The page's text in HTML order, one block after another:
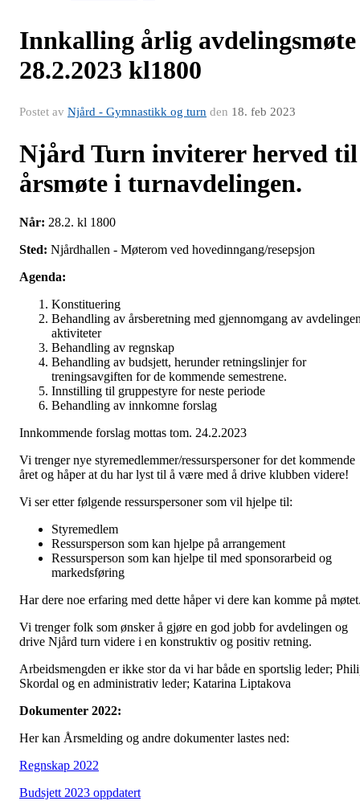
Innkalling årlig avdelingsmøte
28.2.2023 kl1800
Postet av Njård - Gymnastikk og turn den 18. feb 2023
Njård Turn inviterer herved til
årsmøte i turnavdelingen.
Når: 28.2. kl 1800
Sted: Njårdhallen - Møterom ved hovedinngang/resepsjon
Agenda:
Konstituering
Behandling av årsberetning med gjennomgang av
aktiviteter
Behandling av regnskap
Behandling av budsjett, herunder retningslinjer for
treningsavgiften for de kommende semestrene.
Innstilling til gruppestyre for neste periode
Behandling av innkomne forslag
Innkommende forslag mottas tom. 24.2.2023
Vi trenger nye styremedlemmer/ressurspersoner for det kommende
året og håper at du har lyst til å være med å drive klubben videre!
Vi ser etter følgende ressurspersoner som vil hjelpe til:
Styremedlem
Ressursperson som kan hjelpe på arrangement
Ressursperson som kan hjelpe til med sponsorarbeid og
markedsføring
Har dere noe erfaring med dette håper vi dere kan komme på
Vi trenger folk som ønsker å gjøre en god jobb for avdelingen og
drive Njård turn videre i en konstruktiv og positiv retning.
Arbeidsmengden er ikke stor da vi har både en sportslig leder;
Skordal og en administrativ leder; Katarina Liptakova
Dokumenter 2022:
Her kan Årsmelding og andre dokumenter lastes ned:
Regnskap 2022
Budsjett 2023 oppdatert